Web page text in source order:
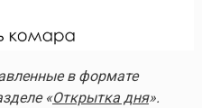
в формате
«Открытка дня».